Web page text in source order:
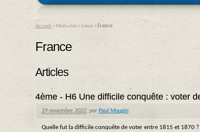
Accueil > Mots-clés > Lieux > France
France
Articles
4ème - H6 Une difficile conquête : voter
29 novembre 2022, par Paul Mougin
Quelle fut la difficile conquête de voter entre 1815 et 1870 ?